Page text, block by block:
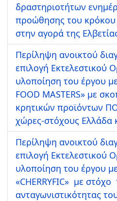
δραστηριοτήτων
προώθησης του
στην αγορά της
Περίληψη ανοικτού
επιλογή Εκτελεστικού
υλοποίηση του έργου
FOOD MASTERS» με
κρητικών προϊόντων
χώρες-στόχους Ελλάδα
Περίληψη ανοικτού
επιλογή Εκτελεστικού
υλοποίηση του έργου
«CHERRYFIC» με
ανταγωνιστικότητας